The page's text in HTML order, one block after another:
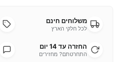
משלוחים חינם
לכל חלקי הארץ
החזרה עד 14 יום
התחרטתם? מחזירים